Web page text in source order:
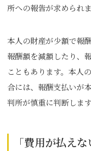
所への報告が求められま
本人の財産が少額で報
報酬額を減額したり、
こともあります。本人
合には、報酬支払いが
判所が慎重に判断します
「費用が払え